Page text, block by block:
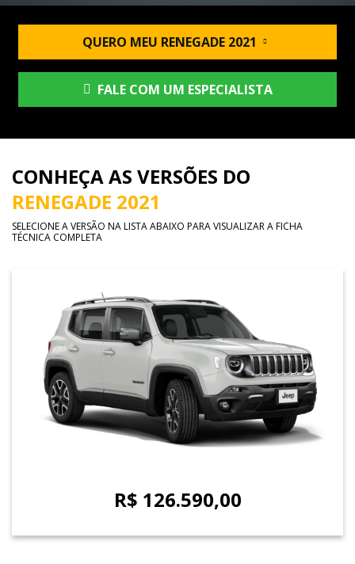
QUERO MEU RENEGADE 2021
FALE COM UM ESPECIALISTA
CONHEÇA AS VERSÕES DO
RENEGADE 2021
SELECIONE A VERSÃO NA LISTA ABAIXO PARA VISUALIZAR A FICHA
TÉCNICA COMPLETA
R$ 126.590,00